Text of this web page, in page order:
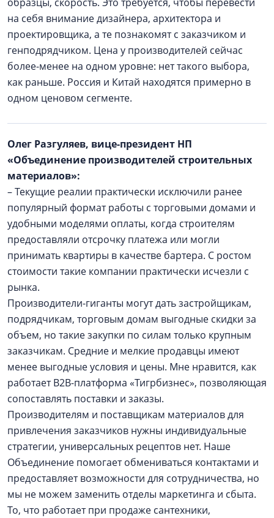
на себя внимание дизайнера, архитектора и
проектировщика, а те познакомят с заказчиком и
генподрядчиком. Цена у производителей сейчас
более-менее на одном уровне: нет такого выбора,
как раньше. Россия и Китай находятся примерно в
одном ценовом сегменте.
Олег Разгуляев, вице-президент НП
«Объединение производителей строительных
материалов»:
– Текущие реалии практически исключили ранее
популярный формат работы с торговыми домами и
удобными моделями оплаты, когда строителям
предоставляли отсрочку платежа или могли
принимать квартиры в качестве бартера. С ростом
стоимости такие компании практически исчезли с
рынка.
Производители-гиганты могут дать застройщикам,
подрядчикам, торговым домам выгодные скидки за
объем, но такие закупки по силам только крупным
заказчикам. Средние и мелкие продавцы имеют
менее выгодные условия и цены. Мне нравится, как
работает B2B-платформа «Тигрбизнес», позволяющая
сопоставлять поставки и заказы.
Производителям и поставщикам материалов для
привлечения заказчиков нужны индивидуальные
стратегии, универсальных рецептов нет. Наше
Объединение помогает обмениваться контактами и
предоставляет возможности для сотрудничества, но
мы не можем заменить отделы маркетинга и сбыта.
То, что работает при продаже сантехники,